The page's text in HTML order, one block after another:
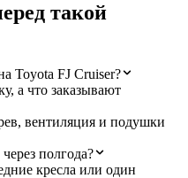
такой
Toyota FJ Cruiser?
а что заказывают
вентиляция и подушки
полгода?
кресла или один